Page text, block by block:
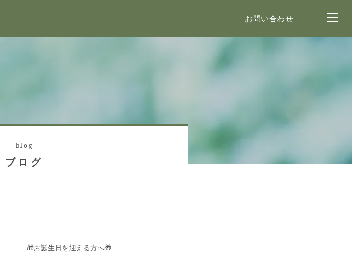
お問い合わせ
blog
ブログ
🎁お誕生日を迎える方へ🎁